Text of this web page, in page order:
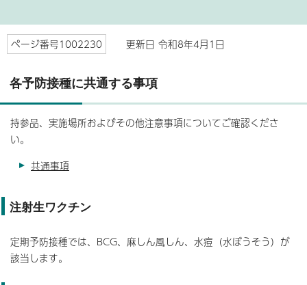
ページ番号1002230 更新日 令和8年4月1日
各予防接種に共通する事項
持参品、実施場所およびその他注意事項についてご確認くださ
い。
共通事項
注射生ワクチン
定期予防接種では、BCG、麻しん風しん、水痘（水ぼうそう）が
該当します。